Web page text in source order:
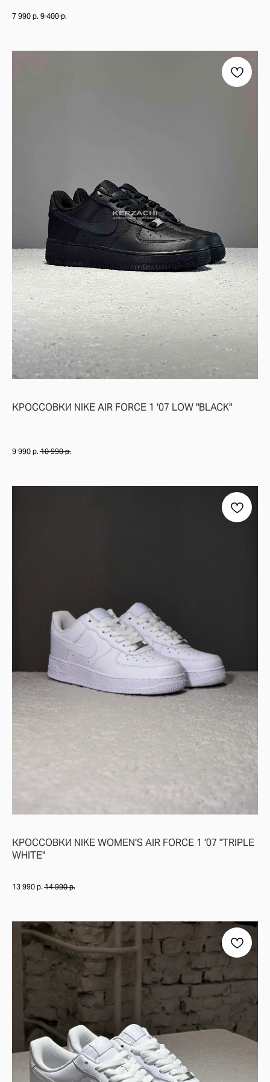
ЦВЕТОВАЯ СХЕМА "SEA SALT" — ЭТО ОЛИЦЕТВОРЕНИЕ
БЕЛЫЙ (SEA SALT) – ДОМИНИРУЮЩИЙ ОТТЕНОК, СОЗДАЮЩИЙ
СВЕТЛО-СЕРЫЙ И БЕЖЕВЫЙ АКЦЕНТЫ – ДОБАВЛЯЮТ ГЛУБИНУ И
SBS-АМОРТИЗАЦИЯ В ПЯТКЕ – ПОВЫШЕННАЯ УСТОЙЧИВОСТЬ И
РЕЗИНОВАЯ ПОДМЕТКА С ПРОТЕКТОРОМ – ОТЛИЧНОЕ СЦЕПЛЕНИЕ С
ЗАКЛЮЧЕНИЕ
NEW BALANCE 9060 "SEA SALT" — ЭТО ИДЕАЛЬНЫЙ ВЫБОР ДЛЯ
7 990 р. 9 400 р.
КРОССОВКИ NIKE AIR FORCE 1 '07 LOW "BLACK"
9 990 р. 10 990 р.
КРОССОВКИ NIKE WOMEN'S AIR FORCE 1 '07 "TRIPLE
WHITE"
13 990 р. 14 990 р.